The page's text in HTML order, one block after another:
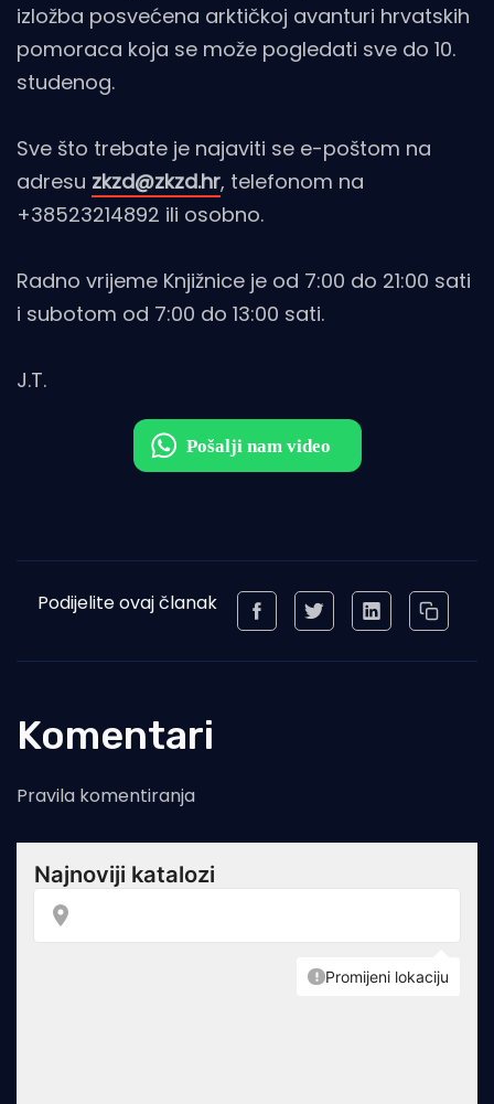
izložba posvećena arktičkoj avanturi hrvatskih
pomoraca koja se može pogledati sve do 10.
studenog.
Sve što trebate je najaviti se e-poštom na
adresu zkzd@zkzd.hr, telefonom na
+38523214892 ili osobno.
Radno vrijeme Knjižnice je od 7:00 do 21:00 sati
i subotom od 7:00 do 13:00 sati.
J.T.
Podijelite ovaj članak
Komentari
Pravila komentiranja